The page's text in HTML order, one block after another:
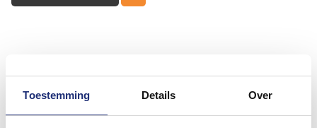
Toestemming Details Over
#mijndroombadkamer
Wij geloven in de kracht van delen. Deel jouw